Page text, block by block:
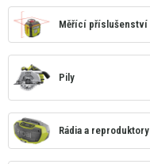
Měřící příslušenství
Pily
Rádia a reproduktory